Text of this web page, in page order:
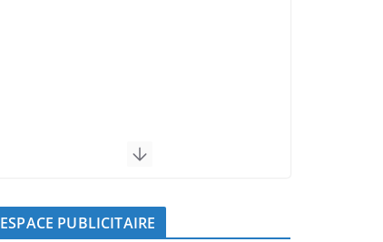
ESPACE PUBLICITAIRE